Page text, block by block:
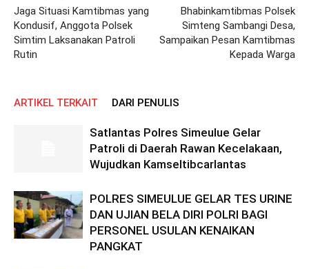
Jaga Situasi Kamtibmas yang
Kondusif, Anggota Polsek
Simtim Laksanakan Patroli
Rutin
Bhabinkamtibmas Polsek
Simteng Sambangi Desa,
Sampaikan Pesan Kamtibmas
Kepada Warga
ARTIKEL TERKAIT DARI PENULIS
Satlantas Polres Simeulue Gelar
Patroli di Daerah Rawan Kecelakaan,
Wujudkan Kamseltibcarlantas
POLRES SIMEULUE GELAR TES URINE
DAN UJIAN BELA DIRI POLRI BAGI
PERSONEL USULAN KENAIKAN
PANGKAT